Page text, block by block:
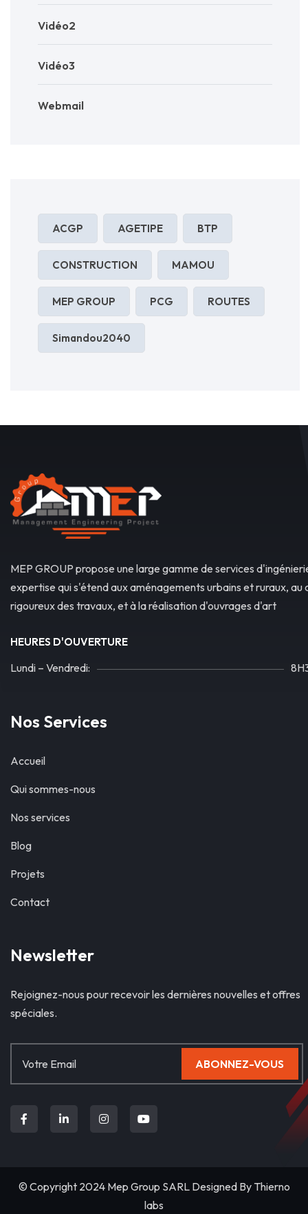
Vidéo2
Vidéo3
Webmail
ACGP AGETIPE BTP
CONSTRUCTION MAMOU
MEP GROUP PCG ROUTES
Simandou2040
MEP GROUP propose une large gamme de services
expertise qui s'étend aux aménagements urbains et ruraux, au
rigoureux des travaux, et à la réalisation d'ouvrages d'art
HEURES D'OUVERTURE
Lundi – Vendredi:
Nos Services
Accueil
Qui sommes-nous
Nos services
Blog
Projets
Contact
Newsletter
Rejoignez-nous pour recevoir les dernières nouvelles et offres
spéciales.
ABONNEZ-VOUS
© Copyright 2024 Mep Group SARL Designed By Thierno
labs